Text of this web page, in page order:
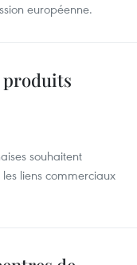
européenne.
produits
souhaitent
liens commerciaux